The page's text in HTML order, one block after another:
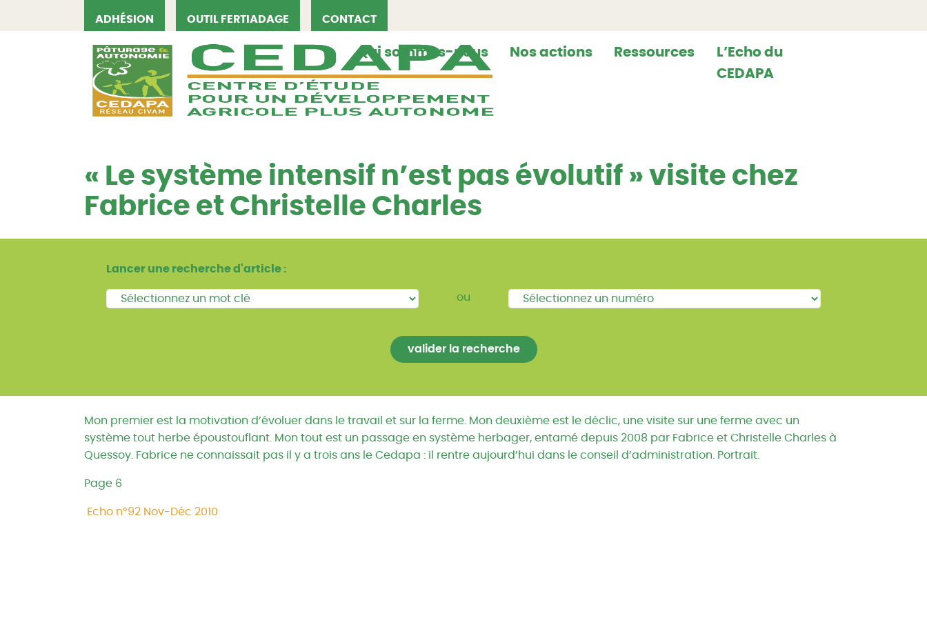
ADHÉSION OUTIL FERTIADAGE CONTACT
CEDAPA Qui sommes-nous Nos actions Ressources
L’Echo du
CEDAPA
« Le système intensif n’est pas évolutif » visite chez
Fabrice et Christelle Charles
Lancer une recherche d'article :
ou
Mon premier est la motivation d’évoluer dans le travail et sur la ferme. Mon deuxième est le déclic, une visite sur une ferme avec un
système tout herbe époustouflant. Mon tout est un passage en système herbager, entamé depuis 2008 par Fabrice et Christelle Charles à
Quessoy. Fabrice ne connaissait pas il y a trois ans le Cedapa : il rentre aujourd’hui dans le conseil d’administration. Portrait.
Page 6
Echo n°92 Nov-Déc 2010